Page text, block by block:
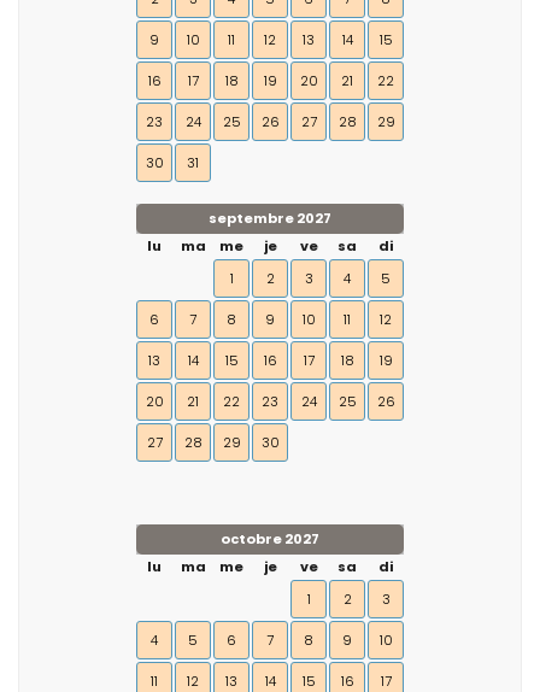
9 10 11 12 13 14 15
16 17 18 19 20 21 22
23 24 25 26 27 28 29
30 31
septembre 2027
lu
ma me je ve sa
di
1
2 3 4 5
6 7 8 9 10 11 12
13 14 15 16 17 18 19
20 21 22 23 24 25 26
27 28 29 30
octobre 2027
lu
ma me je ve sa
di
1
2 3
4 5 6 7 8 9 10
11 12 13 14 15 16 17